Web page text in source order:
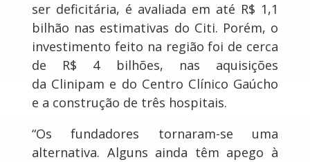
ser deficitária, é avaliada em até R$ 1,1
bilhão nas estimativas do Citi. Porém, o
investimento feito na região foi de cerca
de R$ 4 bilhões, nas aquisições
da Clinipam e do Centro Clínico Gaúcho
e a construção de três hospitais.
“Os fundadores tornaram-se uma
alternativa. Alguns ainda têm apego à